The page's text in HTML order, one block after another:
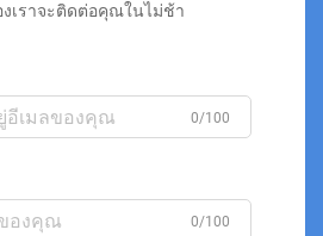
เราจะติดต่อคุณในไม่ช้า
0/100
0/100